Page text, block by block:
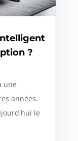
?
une
années.
le